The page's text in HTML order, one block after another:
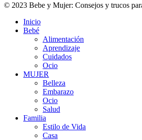
© 2023 Bebe y Mujer: Consejos y trucos
Close
Menu
Inicio
Bebé
Alimentación
Aprendizaje
Cuidados
Ocio
MUJER
Belleza
Embarazo
Ocio
Salud
Familia
Estilo de Vida
Casa